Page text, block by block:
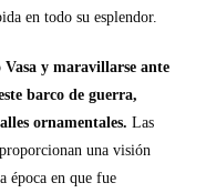
en todo su esplendor.
y maravillarse ante
barco de guerra,
ornamentales. Las
una visión
época en que fue